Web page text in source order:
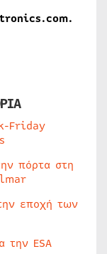
Friday
πόρτα στη
εποχή των
την ESA